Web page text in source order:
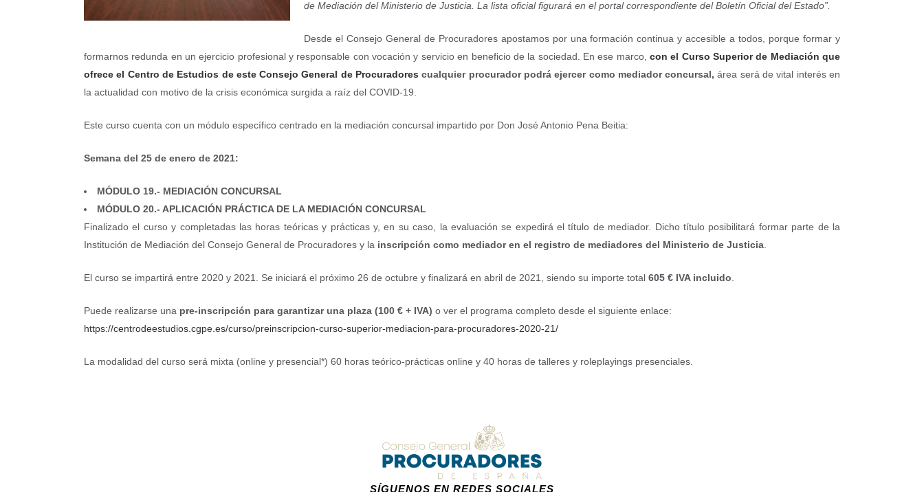
de Mediación del Ministerio de Justicia. La lista oficial figurará en el portal correspondiente del Boletín Oficial del Estado”.
Desde el Consejo General de Procuradores apostamos por una formación continua y accesible a todos, porque formar y
formarnos redunda en un ejercicio profesional y responsable con vocación y servicio en beneficio de la sociedad. En ese marco, con el Curso Superior de Mediación que
ofrece el Centro de Estudios de este Consejo General de Procuradores cualquier procurador podrá ejercer como mediador concursal,área será de vital interés en
la actualidad con motivo de la crisis económica surgida a raíz del COVID-19.
Este curso cuenta con un módulo específico centrado en la mediación concursal impartido por Don José Antonio Pena Beitia:
Semana del 25 de enero de 2021:
MÓDULO 19.- MEDIACIÓN CONCURSAL
MÓDULO 20.- APLICACIÓN PRÁCTICA DE LA MEDIACIÓN CONCURSAL
Finalizado el curso y completadas las horas teóricas y prácticas y, en su caso, la evaluación se expedirá el título de mediador. Dicho título posibilitará formar parte de la
Institución de Mediación del Consejo General de Procuradores y la inscripción como mediador en el registro de mediadores del Ministerio de Justicia
El curso se impartirá entre 2020 y 2021. Se iniciará el próximo 26 de octubre y finalizará en abril de 2021, siendo su importe total 605 € IVA incluido
Puede realizarse una pre-inscripción para garantizar una plaza (100 € + IVA) o ver el programa completo desde el siguiente enlace:
https://centrodeestudios.cgpe.es/curso/preinscripcion-curso-superior-mediacion-para-procuradores-2020-21/
La modalidad del curso será mixta (online y presencial*) 60 horas teórico-prácticas online y 40 horas de talleres y roleplayings presenciales.
SÍGUENOS EN REDES SOCIALES